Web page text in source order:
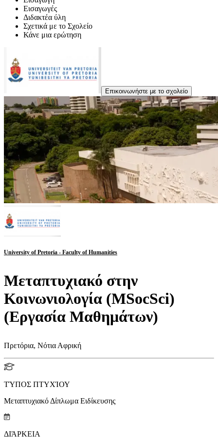
Εισαγωγές
Διδακτέα ύλη
Σχετικά με το Σχολείο
Κάνε μια ερώτηση
Επικοινωνήστε με το σχολείο
University of Pretoria - Faculty of Humanities
Μεταπτυχιακό στην
Κοινωνιολογία (MSocSci)
(Εργασία Μαθημάτων)
Πρετόρια, Νότια Αφρική
ΤΎΠΟΣ ΠΤΥΧΊΟΥ
Μεταπτυχιακό Δίπλωμα Ειδίκευσης
ΔΙΆΡΚΕΙΑ